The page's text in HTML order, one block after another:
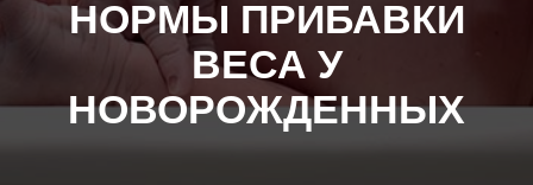
НОРМЫ ПРИБАВКИ
ВЕСА У
НОВОРОЖДЕННЫХ